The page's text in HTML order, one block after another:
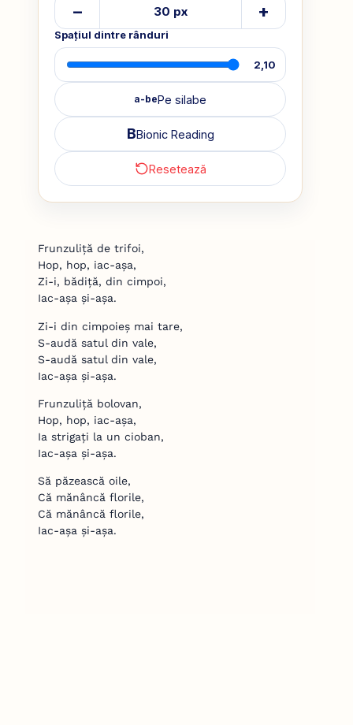
– 30 px +
Spațiul dintre rânduri
2,10
a-bePe silabe
BBionic Reading
Resetează
Frunzuliță de trifoi,
Hop, hop, iac-așa,
Zi-i, bădiță, din cimpoi,
Iac-așa și-așa.
Zi-i din cimpoieș mai tare,
S-audă satul din vale,
S-audă satul din vale,
Iac-așa și-așa.
Frunzuliță bolovan,
Hop, hop, iac-așa,
Ia strigați la un cioban,
Iac-așa și-așa.
Să păzească oile,
Că mănâncă florile,
Că mănâncă florile,
Iac-așa și-așa.